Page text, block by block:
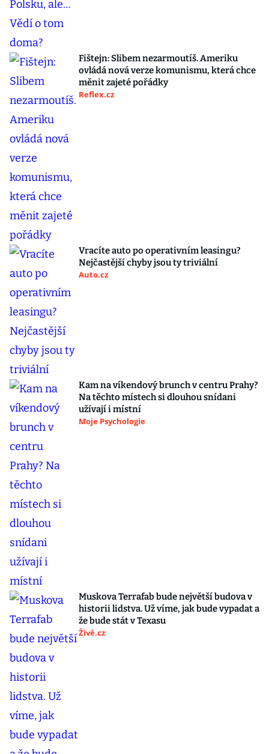
Fištejn: Slibem nezarmoutíš. Ameriku
ovládá nová verze komunismu, která chce
měnit zajeté pořádky
Reflex.cz
Vracíte auto po operativním leasingu?
Nejčastější chyby jsou ty triviální
Auto.cz
Kam na víkendový brunch v centru Prahy?
Na těchto místech si dlouhou snídani
užívají i místní
Moje Psychologie
Muskova Terrafab bude největší budova v
historii lidstva. Už víme, jak bude vypadat a
že bude stát v Texasu
Živě.cz